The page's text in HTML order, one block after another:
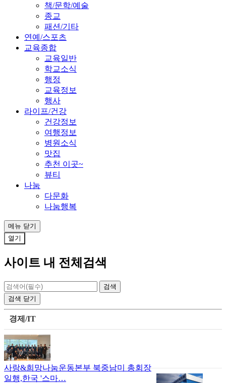
책/문학/예술
종교
패션/기타
연예/스포츠
교육종합
교육일반
학교소식
행정
교육정보
행사
라이프/건강
건강정보
여행정보
병원소식
맛집
추천 이곳~
뷰티
나눔
다문화
나눔행복
메뉴 닫기
열기
사이트 내 전체검색
검색 닫기
경제/IT
사랑&희망나눔운동본부 북중남미 총회장
일행,한국 '스마…